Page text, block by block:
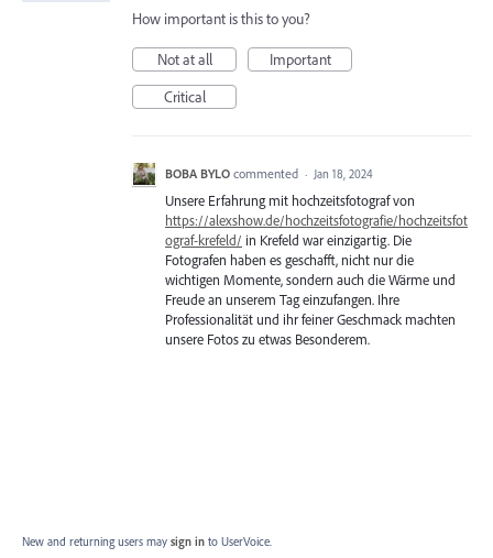
How important is this to you?
Not at all
Important
Critical
BOBA BYLO commented · Jan 18, 2024
Unsere Erfahrung mit hochzeitsfotograf von
https://alexshow.de/hochzeitsfotografie/hochzeitsfot
ograf-krefeld/ in Krefeld war einzigartig. Die
Fotografen haben es geschafft, nicht nur die
wichtigen Momente, sondern auch die Wärme und
Freude an unserem Tag einzufangen. Ihre
Professionalität und ihr feiner Geschmack machten
unsere Fotos zu etwas Besonderem.
New and returning users may sign in to UserVoice.